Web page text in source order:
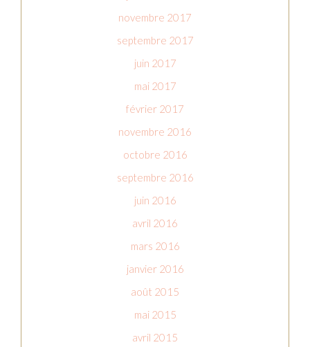
novembre 2017
septembre 2017
juin 2017
mai 2017
février 2017
novembre 2016
octobre 2016
septembre 2016
juin 2016
avril 2016
mars 2016
janvier 2016
août 2015
mai 2015
avril 2015